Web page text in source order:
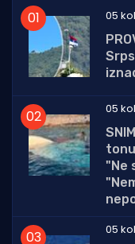
05
05
"Ne
05